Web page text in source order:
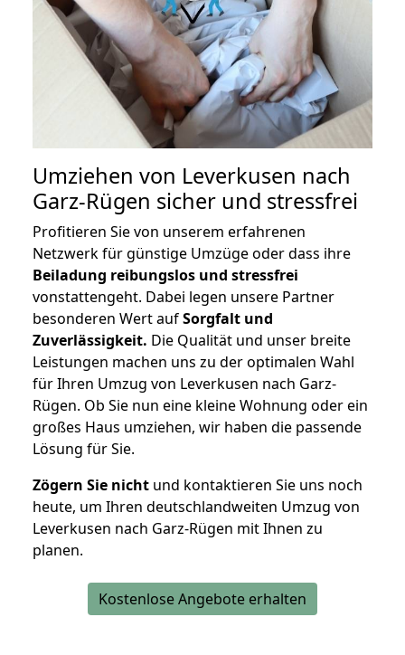
Umziehen von Leverkusen nach
Garz-Rügen sicher und stressfrei
Profitieren Sie von unserem erfahrenen
Netzwerk für günstige Umzüge oder dass ihre
Beiladung reibungslos und stressfrei
vonstattengeht. Dabei legen unsere Partner
besonderen Wert aufSorgfalt und
Zuverlässigkeit. Die Qualität und unser breite
Leistungen machen uns zu der optimalen Wahl
für Ihren Umzug von Leverkusen nach Garz-
Rügen. Ob Sie nun eine kleine Wohnung oder ein
großes Haus umziehen, wir haben die passende
Lösung für Sie.
Zögern Sie nicht und kontaktieren Sie uns noch
heute, um Ihren deutschlandweiten Umzug von
Leverkusen nach Garz-Rügen mit Ihnen zu
planen.
Kostenlose Angebote erhalten